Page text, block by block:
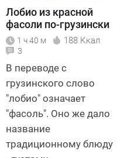
Лобио из красной
фасоли по-грузински
1 ч 40 м 188 Ккал
3
В переводе с
грузинского слово
"лобио" означает
"фасоль". Оно же дало
название
традиционному блюду